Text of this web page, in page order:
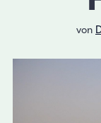
von